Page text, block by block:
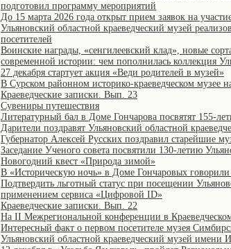
подготовил программу мероприятий
До 15 марта 2026 года открыт прием заявок на
Ульяновский областной краеведческий музей
посетителей
Воинские награды, «сенгилеевский клад», новые
современной истории: чем пополнилась коллекция
27 декабря стартует акция «Веди родителей в музей»
В Сурском районном историко-краеведческом музее
Краеведческие записки. Вып. 23
Сувениры путешествия
Литературный бал в Доме Гончарова посвятят 155-
Дарители поздравят Ульяновский областной
Губернатор Алексей Русских поздравил старейшие
Заседание Ученого совета посвятили 130-летию
Новогодний квест «Природа зимой»
В «Историческую ночь» в Доме Гончаровых
Подтвердить льготный статус при посещении
применением сервиса «Цифровой ID»
Краеведческие записки. Вып. 22
На II Межрегиональной конференции в
Интересный факт о первом посетителе музея
Ульяновский областной краеведческий музей имени